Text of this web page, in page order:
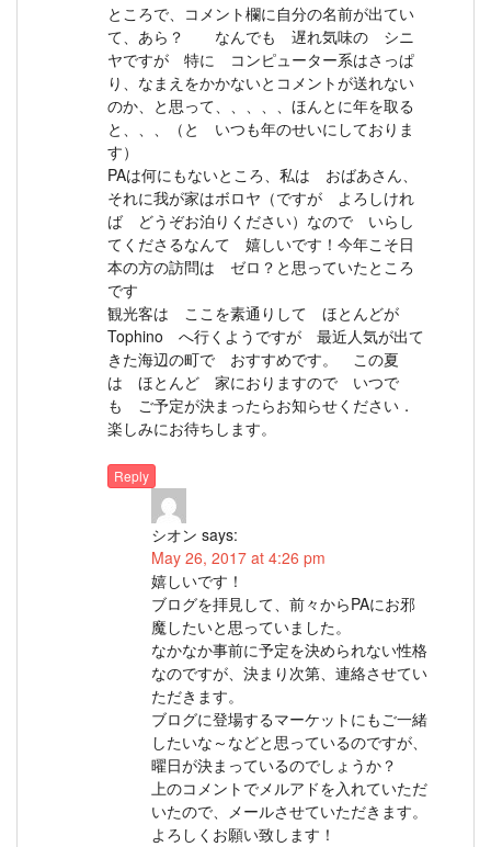
ところで、コメント欄に自分の名前が出てい
て、あら？ なんでも 遅れ気味の シニ
ヤですが 特に コンピューター系はさっぱ
り、なまえをかかないとコメントが送れない
のか、と思って、、、、、ほんとに年を取る
と、、、（と いつも年のせいにしておりま
す）
PAは何にもないところ、私は おばあさん、
それに我が家はボロヤ（ですが よろしけれ
ば どうぞお泊りください）なので いらし
てくださるなんて 嬉しいです！今年こそ日
本の方の訪問は ゼロ？と思っていたところ
です
観光客は ここを素通りして ほとんどが
Tophino へ行くようですが 最近人気が出て
きた海辺の町で おすすめです。 この夏
は ほとんど 家におりますので いつで
も ご予定が決まったらお知らせください．
楽しみにお待ちします。
Reply
シオン says:
May 26, 2017 at 4:26 pm
嬉しいです！
ブログを拝見して、前々からPAにお邪
魔したいと思っていました。
なかなか事前に予定を決められない性格
なのですが、決まり次第、連絡させてい
ただきます。
ブログに登場するマーケットにもご一緒
したいな～などと思っているのですが、
曜日が決まっているのでしょうか？
上のコメントでメルアドを入れていただ
いたので、メールさせていただきます。
よろしくお願い致します！